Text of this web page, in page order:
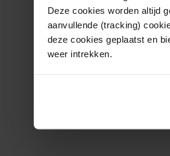
Deze cookies worden altijd
aanvullende (tracking)
deze cookies geplaatst en
weer intrekken.